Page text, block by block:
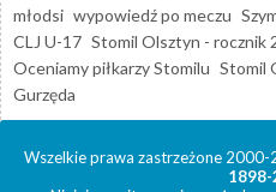
młodsi wypowiedź po meczu
CLJ U-17 Stomil Olsztyn - rocznik
Oceniamy piłkarzy Stomilu Stomil
Gurzęda
Wszelkie prawa zastrzeżone